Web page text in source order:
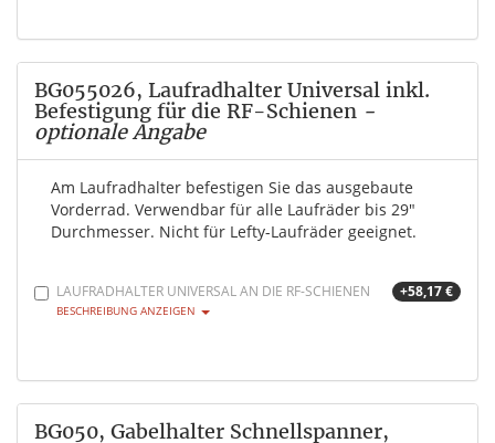
BG055026, Laufradhalter Universal inkl.
Befestigung für die RF-Schienen -
optionale Angabe
Am Laufradhalter befestigen Sie das ausgebaute
Vorderrad. Verwendbar für alle Laufräder bis 29"
Durchmesser. Nicht für Lefty-Laufräder geeignet.
LAUFRADHALTER UNIVERSAL AN DIE RF-SCHIENEN +58,17 €
BESCHREIBUNG ANZEIGEN
BG050, Gabelhalter Schnellspanner,